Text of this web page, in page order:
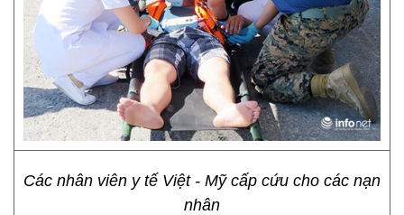
Các nhân viên y tế Việt - Mỹ cấp cứu cho các nạn
nhân